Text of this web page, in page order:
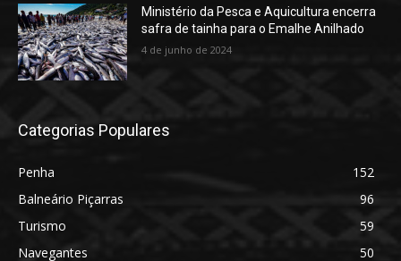
Ministério da Pesca e Aquicultura encerra
safra de tainha para o Emalhe Anilhado
4 de junho de 2024
Categorias Populares
Penha
152
Balneário Piçarras
96
Turismo
59
Navegantes
50